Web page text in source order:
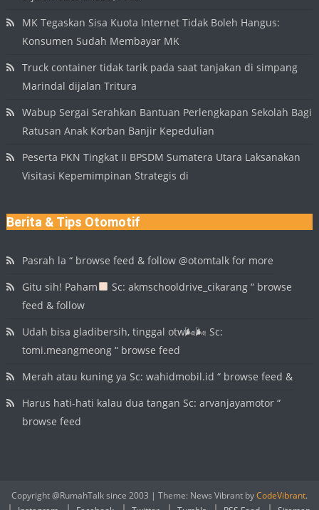
MK Tegaskan Sisa Kuota Internet Tidak Boleh Hangus:
Konsumen Sudah Membayar MK
Truck container tidak tarik pada saat tanjakan di simpang
Marindal dijalan Tritura
Wabup Sergai Serahkan Bantuan Perlengkapan Sekolah Bagi
Ratusan Anak Korban Banjir Kepedulian
Peserta PKN Tingkat II BPSDM Sumatera Utara Laksanakan
Visitasi Kepemimpinan Strategis di
Berita & Tips Otomotif
Pasrah la “ browse feed & follow @otomtalk for more
Gitu sih! Paham
Sc: akmschooldrive_cikarang “ browse
feed & follow
Udah bisa gladibersih, tinggal otw🌬🌬 Sc:
tomi.meangmeong “ browse feed
Merah atau kuning ya Sc: wahidmobil.id “ browse feed &
Harus hati-hati kalau dua tangan Sc: arvanjayamotor “
browse feed
Copyright @RumahTalk since 2003 | Theme: News Vibrant byCodeVibrant.